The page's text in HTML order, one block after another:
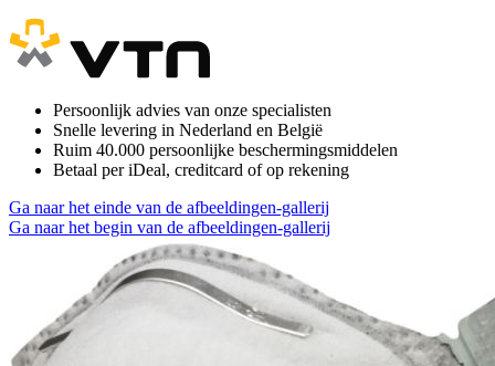
Persoonlijk advies van onze specialisten
Snelle levering in Nederland en België
Ruim 40.000 persoonlijke beschermingsmiddelen
Betaal per iDeal, creditcard of op rekening
Ga naar het einde van de afbeeldingen-gallerij
Ga naar het begin van de afbeeldingen-gallerij